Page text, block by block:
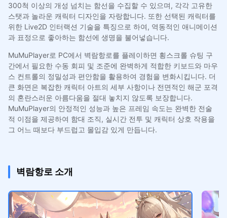
300척 이상의 개성 넘치는 함선을 수집할 수 있으며, 각각 고유한
스탯과 놀라운 캐릭터 디자인을 자랑합니다. 또한 선택된 캐릭터를
위한 Live2D 인터랙션 기술을 특징으로 하여, 역동적인 애니메이션
과 표정으로 좋아하는 함선에 생명을 불어넣습니다.
MuMuPlayer로 PC에서 벽람항로를 플레이하면 횡스크롤 슈팅 구
간에서 필요한 수동 회피 및 조준에 완벽하게 적합한 키보드와 마우
스 컨트롤의 정밀성과 편안함을 활용하여 경험을 변화시킵니다. 더
큰 화면은 복잡한 캐릭터 아트의 세부 사항이나 전면적인 해군 포격
의 혼란스러운 아름다움을 절대 놓치지 않도록 보장합니다.
MuMuPlayer의 안정적인 성능과 높은 프레임 속도는 완벽한 전술
적 이점을 제공하여 함대 조직, 실시간 전투 및 캐릭터 상호 작용을
그 어느 때보다 부드럽고 몰입감 있게 만듭니다.
벽람항로 소개